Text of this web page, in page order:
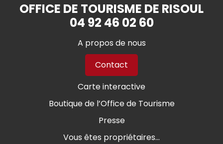
OFFICE DE TOURISME DE RISOUL
04 92 46 02 60
A propos de nous
Contact
Carte interactive
Boutique de l’Office de Tourisme
Presse
Vous êtes propriétaires...